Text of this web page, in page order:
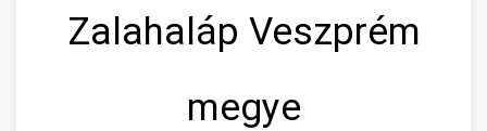
Zalahaláp Veszprém
megye